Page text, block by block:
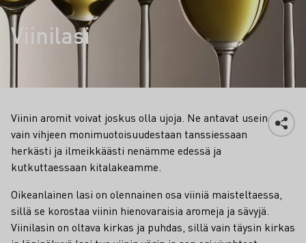
Viinilasi
Viinin aromit voivat joskus olla ujoja. Ne antavat usein
vain vihjeen monimuotoisuudestaan ​​tanssiessaan
herkästi ja ilmeikkäästi nenämme edessä ja
kutkuttaessaan kitalakeamme.
Oikeanlainen lasi on olennainen osa viiniä maisteltaessa,
sillä se korostaa viinin hienovaraisia aromeja ja sävyjä.
Viinilasin on oltava kirkas ja puhdas, sillä vain täysin kirkas